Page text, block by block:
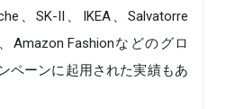
、SK-II、IKEA、Salvatorre
Amazon Fashionなどのグロ
ペーンに起用された実績もあ